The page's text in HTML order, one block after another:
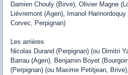
Damien Chouly (Birve), Olivier Magne
Lièvremont (Agen), Imanol
Corvec, Perpignan)
Les arrières
Nicolas Durand (Perpignan) (ou Dimitri
Barrau (Agen), Benjamin Boyet
(Perpignan) (ou Maxime Petitjean,